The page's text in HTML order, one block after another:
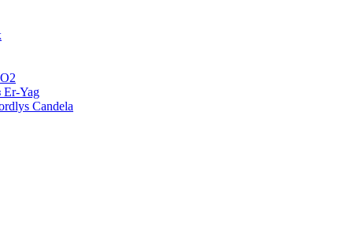
Yag
Candela